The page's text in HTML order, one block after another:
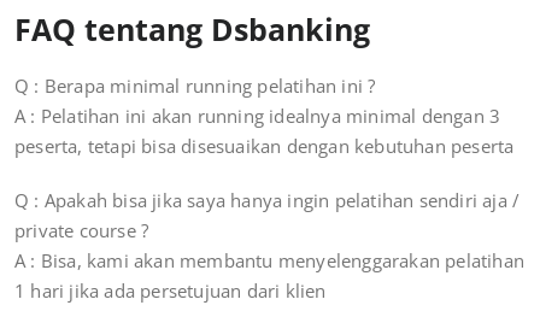
FAQ tentang Dsbanking
Q : Berapa minimal running pelatihan ini ?
A : Pelatihan ini akan running idealnya minimal dengan 3
peserta, tetapi bisa disesuaikan dengan kebutuhan peserta
Q : Apakah bisa jika saya hanya ingin pelatihan sendiri aja /
private course ?
A : Bisa, kami akan membantu menyelenggarakan pelatihan
1 hari jika ada persetujuan dari klien